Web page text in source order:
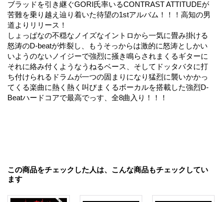
ブラッドを引き継ぐGORI氏率いるCONTRAST ATTITUDEが
苦難を乗り越え辿り着いた待望の1stアルバム！！！高知の男
道よりリリース！
しょっぱなの不穏なノイズなイントロから一気に畳み掛ける
怒涛のD-beatが炸裂し、もうそっからは激的に怒涛としかい
いようのないノイジーで強烈に掻き鳴らされまくるギターに
それに絡み付くようなうねるベース、そしてドッタバタに打
ち付けられるドラムが一つの固まりになり猛烈に襲いかかっ
てくる楽曲に熱く熱く叫びまくるボーカルを搭載した強烈D-
Beatハードコアで最高でっす、全8曲入り！！！
この商品をチェックした人は、こんな商品もチェックしてい
ます